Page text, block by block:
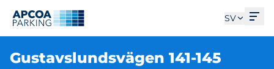
SV
Gustavslundsvägen 141-145